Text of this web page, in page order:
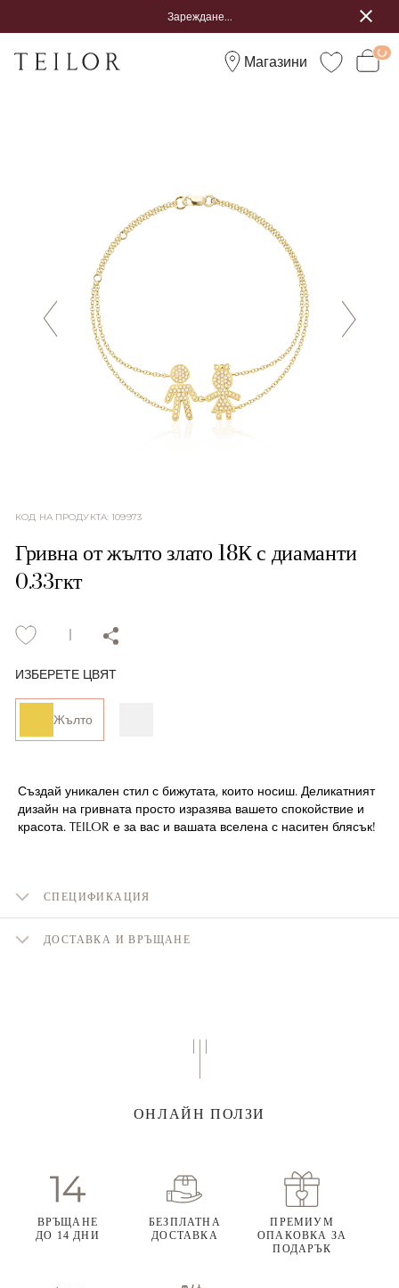
Зареждане...
Магазини
КОД НА ПРОДУКТА:109973
Гривна от жълто злато 18К с диаманти
0.33гкт
ИЗБЕРЕТЕ ЦВЯТ
Жълто
Създай уникален стил с бижутата, които носиш. Деликатният
дизайн на гривната просто изразява вашето спокойствие и
красота. TEILOR е за вас и вашата вселена с наситен блясък!
СПЕЦИФИКАЦИЯ
ДОСТАВКА И ВРЪЩАНЕ
ОНЛАЙН ПОЛЗИ
ВРЪЩАНЕ
ДО 14 ДНИ
БЕЗПЛАТНА
ДОСТАВКА
ПРЕМИУМ
ОПАКОВКА ЗА
ПОДАРЪК